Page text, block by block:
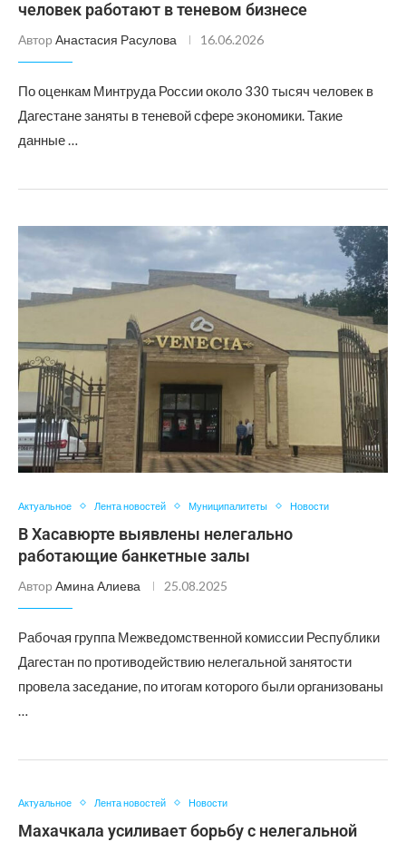
человек работают в теневом бизнесе
Автор Анастасия Расулова 16.06.2026
По оценкам Минтруда России около 330 тысяч человек в
Дагестане заняты в теневой сфере экономики. Такие
данные …
Актуальное Лента новостей Муниципалитеты Новости
В Хасавюрте выявлены нелегально
работающие банкетные залы
Автор Амина Алиева 25.08.2025
Рабочая группа Межведомственной комиссии Республики
Дагестан по противодействию нелегальной занятости
провела заседание, по итогам которого были организованы
…
Актуальное Лента новостей Новости
Махачкала усиливает борьбу с нелегальной